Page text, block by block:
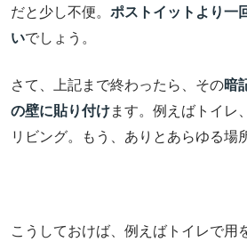
だと少し不便。 ポストイットより一
いでしょう。
さて、上記まで終わったら、その暗
の壁に貼り付けます。例えばトイレ
リビング。もう、ありとあらゆる場
こうしておけば、例えばトイレで用